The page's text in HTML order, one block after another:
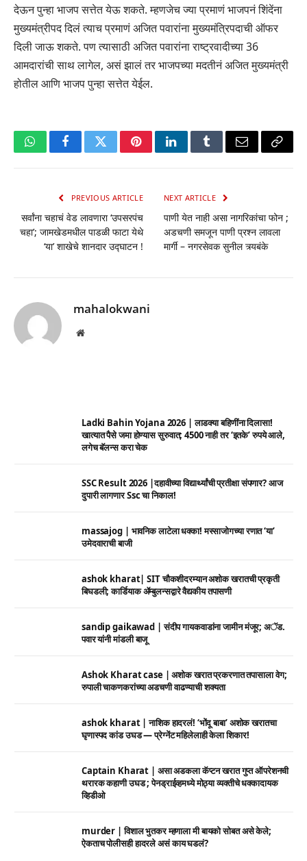
देऊन पुन्हा भाजप सत्तेत येऊ शकते. म्हणजेच ज्या प्रमाणं भाजपनं शिंदेंना
मुख्यमंत्रीपद दिलं त्याच प्रमाणं अजित पवारांना मुख्यमंत्रिपदाची ऑफर
दिली जाऊ शकते. पण त्यासाठी अजित पवारांना राष्ट्रवादीच्या 36
आमदारांची साथ लागेल, असं झालं तर भाजपच्या मदतीनं अजित मुख्यमंत्री
होतील आणि भाजप पुन्हा सत्तेत येईल.
WhatsAppFacebookTwitterPinterestLinkedInTumblrEmail Copy
PREVIOUS ARTICLE
सर्वांना चहाचं वेड लावणारा ‘उपसरपंच
चहा’; जामखेडमधील पाडळी फाटा येथे
‘या’ शाखेचे शानदार उद्घाटन !
NEXT ARTICLE
पाणी येत नाही असा नागरिकांचा फोन ;
अडचणी समजून पाणी प्रश्न लावला
मार्गी – नगरसेवक सुनील त्र्यबंके
mahalokwani
Website
Ladki Bahin Yojana 2026 | लाडक्या बहिणींना दिलासा!
खात्यात पैसे जमा होण्यास सुरुवात; 4500 नाही तर ‘इतके’ रुपये आले,
लगेच बॅलन्स करा चेक
SSC Result 2026 |दहावीच्या विद्यार्थ्यांची प्रतीक्षा संपणार? आज
दुपारी लागणार Ssc चा निकाल!
massajog | भावनिक लाटेला धक्का! मस्साजोगच्या रणात ‘या’
उमेदवाराची बाजी
ashok kharat| SIT चौकशीदरम्यान अशोक खरातची प्रकृती
बिघडली; कार्डियाक ॲम्बुलन्सद्वारे वैद्यकीय तपासणी
sandip gaikawad | संदीप गायकवाडांना जामीन मंजूर; अॅड.
पवार यांनी मांडली बाजू
Ashok Kharat case | अशोक खरात प्रकरणात तपासाला वेग;
रुपाली चाकणकरांच्या अडचणी वाढण्याची शक्यता
ashok kharat | नाशिक हादरलं! ‘भोंदू बाबा’ अशोक खरातचा
घृणास्पद कांड उघड — प्रेग्नेंट महिलेलाही केला शिकार!
Captain Kharat | असा अडकला कॅप्टन खरात गुप्त ऑपरेशनची
थरारक कहाणी उघड ; पेनड्राईव्हमध्ये मोठ्या व्यक्तीचे धक्कादायक
व्हिडीओ
murder | विशाल भुतकर म्हणाला मी बायको सोबत असे केले;
ऐकताच पोलीसही हादरले असं काय घडलं?